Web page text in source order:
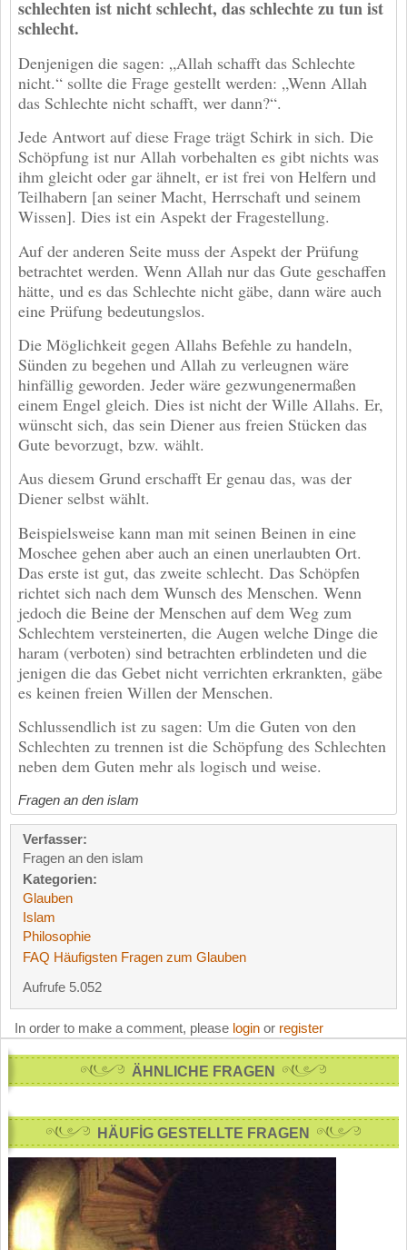
schlechten ist nicht schlecht, das schlechte zu tun ist
schlecht.
Denjenigen die sagen: „Allah schafft das Schlechte
nicht.“ sollte die Frage gestellt werden: „Wenn Allah
das Schlechte nicht schafft, wer dann?“.
Jede Antwort auf diese Frage trägt Schirk in sich. Die
Schöpfung ist nur Allah vorbehalten es gibt nichts was
ihm gleicht oder gar ähnelt, er ist frei von Helfern und
Teilhabern [an seiner Macht, Herrschaft und seinem
Wissen]. Dies ist ein Aspekt der Fragestellung.
Auf der anderen Seite muss der Aspekt der Prüfung
betrachtet werden. Wenn Allah nur das Gute geschaffen
hätte, und es das Schlechte nicht gäbe, dann wäre auch
eine Prüfung bedeutungslos.
Die Möglichkeit gegen Allahs Befehle zu handeln,
Sünden zu begehen und Allah zu verleugnen wäre
hinfällig geworden. Jeder wäre gezwungenermaßen
einem Engel gleich. Dies ist nicht der Wille Allahs. Er,
wünscht sich, das sein Diener aus freien Stücken das
Gute bevorzugt, bzw. wählt.
Aus diesem Grund erschafft Er genau das, was der
Diener selbst wählt.
Beispielsweise kann man mit seinen Beinen in eine
Moschee gehen aber auch an einen unerlaubten Ort.
Das erste ist gut, das zweite schlecht. Das Schöpfen
richtet sich nach dem Wunsch des Menschen. Wenn
jedoch die Beine der Menschen auf dem Weg zum
Schlechtem versteinerten, die Augen welche Dinge die
haram (verboten) sind betrachten erblindeten und die
jenigen die das Gebet nicht verrichten erkrankten, gäbe
es keinen freien Willen der Menschen.
Schlussendlich ist zu sagen: Um die Guten von den
Schlechten zu trennen ist die Schöpfung des Schlechten
neben dem Guten mehr als logisch und weise.
Fragen an den islam
Verfasser:
Fragen an den islam
Kategorien:
Glauben
Islam
Philosophie
FAQ Häufigsten Fragen zum Glauben
Aufrufe 5.052
In order to make a comment, please login or register
ÄHNLICHE FRAGEN
HÄUFİG GESTELLTE FRAGEN